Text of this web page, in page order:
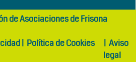
de Asociaciones de Frisona
| Política de Cookies | Aviso
legal